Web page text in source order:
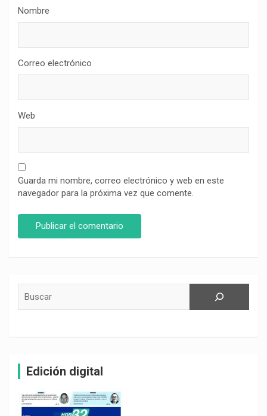
Nombre
Correo electrónico
Web
Guarda mi nombre, correo electrónico y web en este
navegador para la próxima vez que comente.
Edición digital